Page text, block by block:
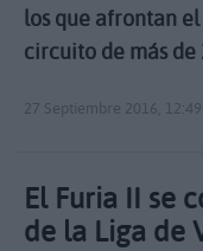
los que afrontan
circuito de más de
27 Septiembre 2016, 12:49
El Furia II se
de la Liga de